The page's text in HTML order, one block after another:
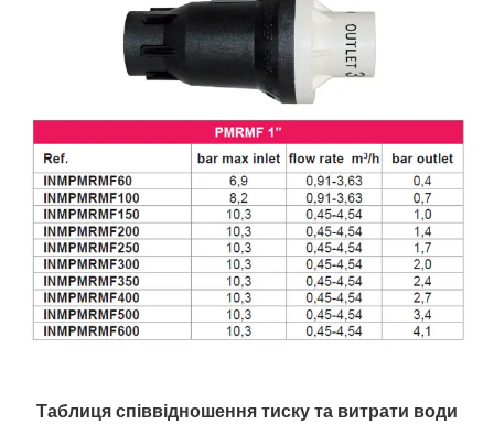
Таблиця співвідношення тиску та витрати води